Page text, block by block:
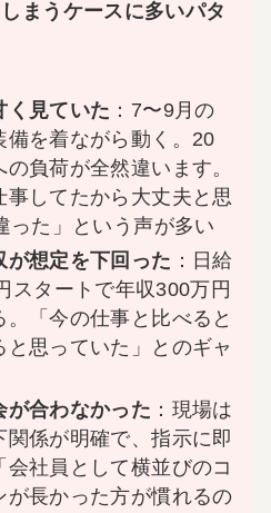
まうケースに多いパタ
く見ていた ：7〜9月の
備を着ながら動く。20
負荷が全然違います。
事してたから大丈夫と思
った」という声が多い
が想定を下回った ：日給
スタートで年収300万円
。「今の仕事と比べると
と思っていた」とのギャ
が合わなかった ：現場は
関係が明確で、指示に即
会社員として横並びのコ
が長かった方が慣れるの